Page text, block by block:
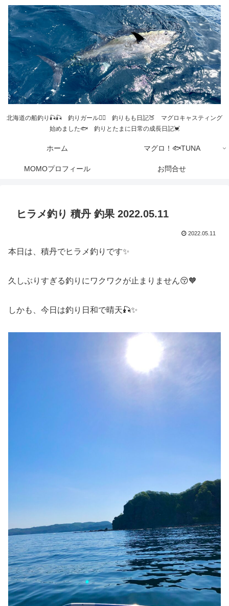
北海道の船釣り🎣🎣 釣りガール💁‍♀️ 釣りもも日記🍑 マグロキャスティング
始めました🐟 釣りとたまに日常の成長日記💓
ホーム マグロ！🐟TUNA
MOMOプロフィール お問合せ
ヒラメ釣り 積丹 釣果 2022.05.11
2022.05.11
本日は、積丹でヒラメ釣りです✨
久しぶりすぎる釣りにワクワクが止まりません😚🧡
しかも、今日は釣り日和で晴天🎣✨